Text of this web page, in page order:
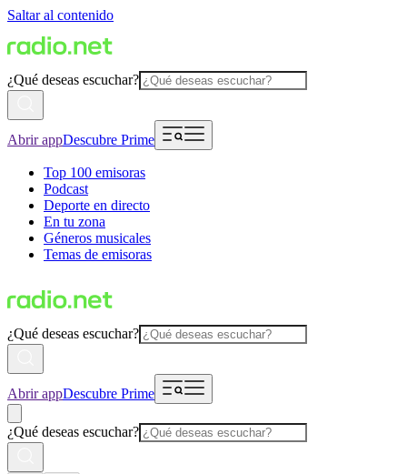
Saltar al contenido
¿Qué deseas escuchar?
Abrir appDescubre Prime
Top 100 emisoras
Podcast
Deporte en directo
En tu zona
Géneros musicales
Temas de emisoras
¿Qué deseas escuchar?
Abrir appDescubre Prime
¿Qué deseas escuchar?